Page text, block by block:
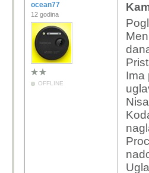
ocean77
12 godina
OFFLINE
Ima